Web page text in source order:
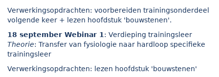
Verwerkingsopdrachten: voorbereiden trainingsonderdeel
volgende keer + lezen hoofdstuk 'bouwstenen'.
18 september Webinar 1 : Verdieping trainingsleer
Theorie: Transfer van fysiologie naar hardloop specifieke
trainingsleer
Verwerkingsopdrachten: lezen hoofdstuk 'bouwstenen'